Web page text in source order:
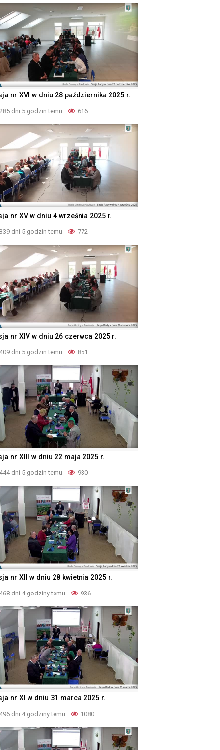
nr XVI w dniu 28 października 2025 r.
285 dni 5 godzin temu 616
nr XV w dniu 4 września 2025 r.
339 dni 5 godzin temu 772
nr XIV w dniu 26 czerwca 2025 r.
409 dni 5 godzin temu 851
nr XIII w dniu 22 maja 2025 r.
444 dni 5 godzin temu 930
nr XII w dniu 28 kwietnia 2025 r.
468 dni 4 godziny temu 936
nr XI w dniu 31 marca 2025 r.
496 dni 4 godziny temu 1080